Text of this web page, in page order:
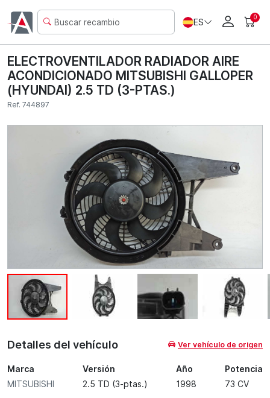
ES 0
ELECTROVENTILADOR RADIADOR AIRE
ACONDICIONADO MITSUBISHI GALLOPER
(HYUNDAI) 2.5 TD (3-PTAS.)
Ref. 744897
Detalles del vehículo Ver vehículo de origen
Marca
MITSUBISHI
Versión
2.5 TD (3-ptas.)
Año
1998
Potencia
73 CV